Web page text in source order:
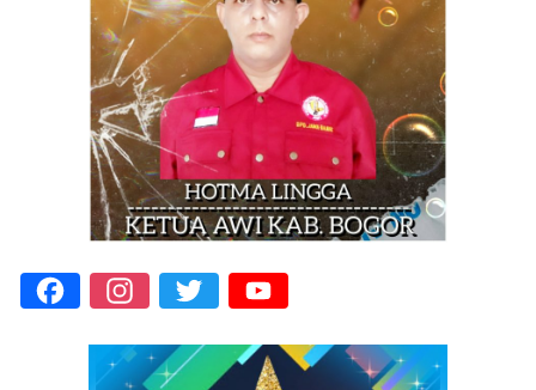
Facebook
Instagram
Twitter